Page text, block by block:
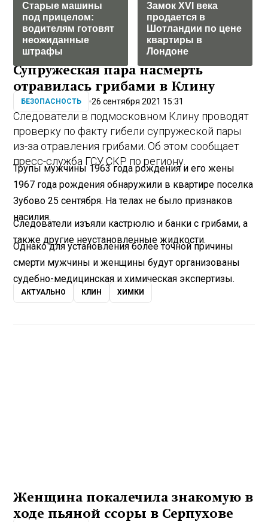
Старые машины
под прицелом:
водителям готовят
неожиданные
штрафы
Замок XVI века
продается в
Шотландии по цене
квартиры в
Лондоне
Супружеская пара насмерть
отравилась грибами в Клину
БЕЗОПАСНОСТЬ 26 сентября 2021 15:31
Следователи в подмосковном Клину проводят
проверку по факту гибели супружеской пары
из-за отравления грибами. Об этом сообщает
пресс-служба ГСУ СКР по региону.
Трупы мужчины 1963 года рождения и его жены
1967 года рождения обнаружили в квартире поселка
Зубово 25 сентября. На телах не было признаков
насилия.
Следователи изъяли кастрюлю и банки с грибами, а
также другие неустановленные жидкости.
Однако для установления более точной причины
смерти мужчины и женщины будут организованы
судебно-медицинская и химическая экспертизы.
АКТУАЛЬНО КЛИН ХИМКИ
Женщина покалечила знакомую в
ходе пьяной ссоры в Серпухове